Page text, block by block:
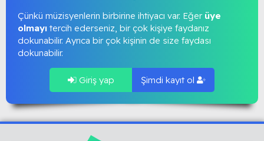
Çünkü müzisyenlerin birbirine ihtiyacı var. Eğer üye
olmayı tercih ederseniz, bir çok kişiye faydanız
dokunabilir. Ayrıca bir çok kişinin de size faydası
dokunabilir.
Giriş yap Şimdi kayıt ol